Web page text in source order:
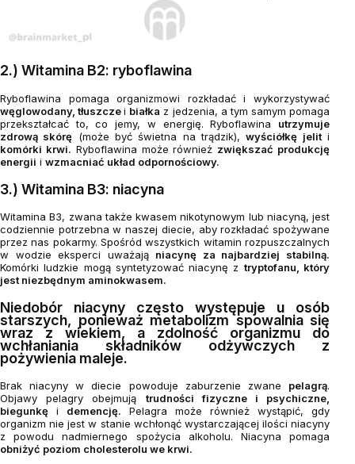
2.) Witamina B2: ryboflawina
Ryboflawina pomaga organizmowi rozkładać i wykorzystywać
węglowodany, tłuszczei białka z jedzenia, a tym samym pomaga
przekształcać to, co jemy, w energię. Ryboflawina utrzymuje
zdrową skórę (może być świetna na trądzik),wyściółkę jeliti
komórki krwi. Ryboflawina może również zwiększać produkcję
energii i wzmacniać układ odpornościowy.
3.) Witamina B3: niacyna
Witamina B3, zwana także kwasem nikotynowym lub niacyną, jest
codziennie potrzebna w naszej diecie, aby rozkładać spożywane
przez nas pokarmy. Spośród wszystkich witamin rozpuszczalnych
w wodzie eksperci uważają niacynę za najbardziej stabilną.
Komórki ludzkie mogą syntetyzować niacynę z tryptofanu, który
jest niezbędnym aminokwasem.
Niedobór niacyny często występuje u osób
starszych, ponieważ metabolizm spowalnia się
wraz z wiekiem, a zdolność organizmu do
wchłaniania składników odżywczych z
pożywienia maleje.
Brak niacyny w diecie powoduje zaburzenie zwane pelagrą.
Objawy pelagry obejmują trudności fizyczne i psychiczne,
biegunkę i demencję. Pelagra może również wystąpić, gdy
organizm nie jest w stanie wchłonąć wystarczającej ilości niacyny
z powodu nadmiernego spożycia alkoholu. Niacyna pomaga
obniżyć poziom cholesterolu we krwi.